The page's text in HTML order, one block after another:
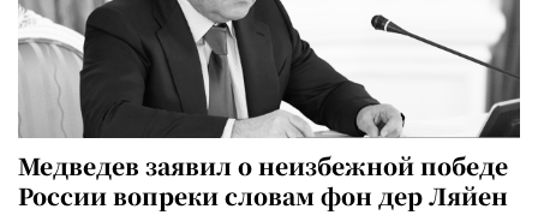
Медведев заявил о неизбежной победе
России вопреки словам фон дер Ляйен